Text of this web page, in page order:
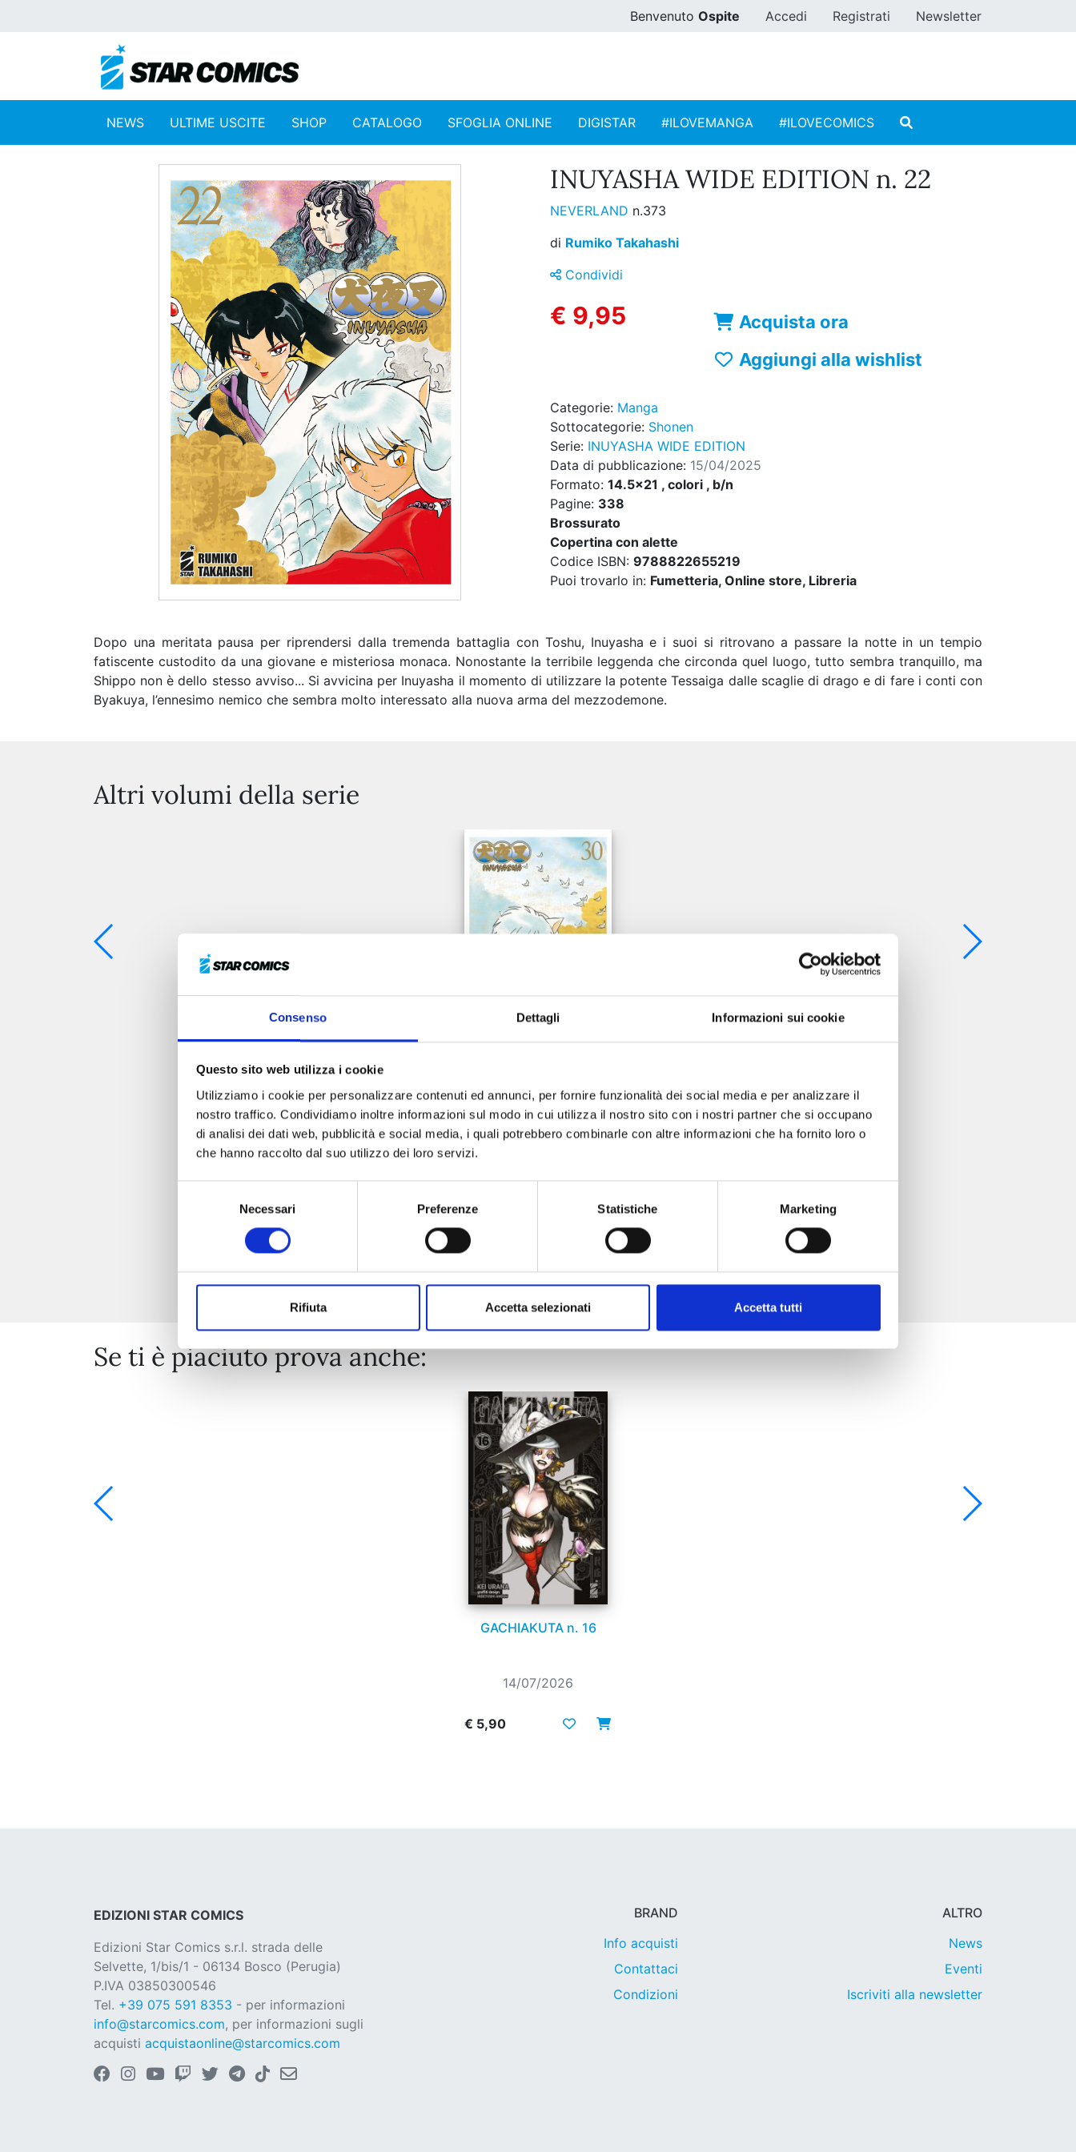
Consenso Dettagli Informazioni sui cookie
Questo sito web utilizza i cookie
Utilizziamo i cookie per personalizzare contenuti ed annunci, per fornire funzionalità dei social media e per analizzare il
nostro traffico. Condividiamo inoltre informazioni sul modo in cui utilizza il nostro sito con i nostri partner che si occupano
di analisi dei dati web, pubblicità e social media, i quali potrebbero combinarle con altre informazioni che ha fornito loro o
che hanno raccolto dal suo utilizzo dei loro servizi.
Necessari Preferenze Statistiche Marketing
Rifiuta Accetta selezionati Accetta tutti
Benvenuto Ospite Accedi Registrati Newsletter
NEWS ULTIME USCITE SHOP CATALOGO SFOGLIA ONLINE DIGISTAR #ILOVEMANGA #ILOVECOMICS
INUYASHA WIDE EDITION n. 22
NEVERLAND n.373
di Rumiko Takahashi
Condividi
€ 9,95
Acquista ora
Aggiungi alla wishlist
Categorie: Manga
Sottocategorie: Shonen
Serie: INUYASHA WIDE EDITION
Data di pubblicazione: 15/04/2025
Formato: 14.5x21 , colori , b/n
Pagine: 338
Brossurato
Copertina con alette
Codice ISBN: 9788822655219
Puoi trovarlo in: Fumetteria, Online store, Libreria
Dopo una meritata pausa per riprendersi dalla tremenda battaglia con Toshu, Inuyasha e i suoi si ritrovano a passare la notte in un tempio
fatiscente custodito da una giovane e misteriosa monaca. Nonostante la terribile leggenda che circonda quel luogo, tutto sembra tranquillo, ma
Shippo non è dello stesso avviso... Si avvicina per Inuyasha il momento di utilizzare la potente Tessaiga dalle scaglie di drago e di fare i conti con
Byakuya, l’ennesimo nemico che sembra molto interessato alla nuova arma del mezzodemone.
Altri volumi della serie
27/10/2026
€ 9,95
Se ti è piaciuto prova anche:
GACHIAKUTA n. 16
14/07/2026
€ 5,90
EDIZIONI STAR COMICS
Edizioni Star Comics s.r.l. strada delle
Selvette, 1/bis/1 - 06134 Bosco (Perugia)
P.IVA 03850300546
Tel. +39 075 591 8353 - per informazioni
info@starcomics.com, per informazioni sugli
acquisti acquistaonline@starcomics.com
BRAND
Info acquisti
Contattaci
Condizioni
ALTRO
News
Eventi
Iscriviti alla newsletter